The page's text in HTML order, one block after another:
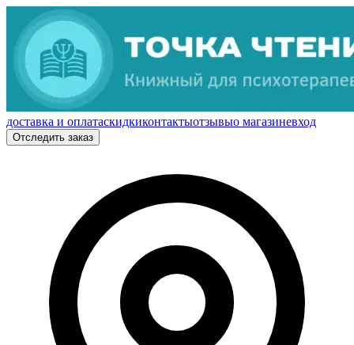
доставка и оплатаскидкиконтактыотзывыо магазиневход
Отследить заказ